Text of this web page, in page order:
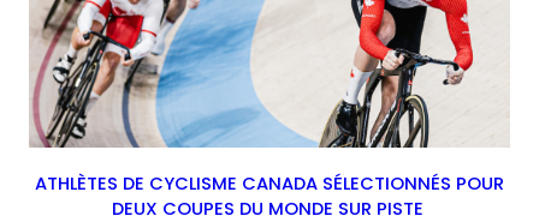
ATHLÈTES DE CYCLISME CANADA SÉLECTIONNÉS POUR
DEUX COUPES DU MONDE SUR PISTE